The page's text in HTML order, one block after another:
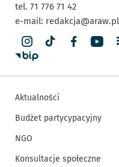
tel. 71 776 71 42
e-mail: redakcja@araw.pl
Aktualności
Budżet partycypacyjny
NGO
Konsultacje społeczne